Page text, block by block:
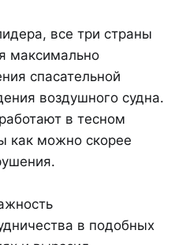
все три страны
максимально
спасательной
воздушного судна.
в тесном
как можно скорее
в подобных